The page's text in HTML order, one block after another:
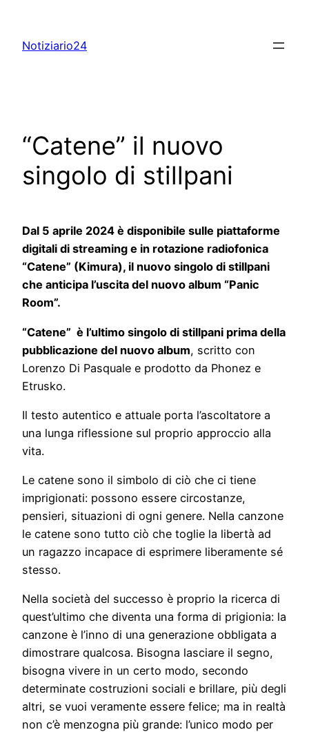
content
Notiziario24
“Catene” il nuovo
singolo di stillpani
Dal 5 aprile 2024 è disponibile sulle piattaforme
digitali di streaming e in rotazione radiofonica
“Catene” (Kimura), il nuovo singolo di stillpani
che anticipa l’uscita del nuovo album “Panic
Room”.
“Catene” è l’ultimo singolo di stillpani prima della
pubblicazione del nuovo album, scritto con
Lorenzo Di Pasquale e prodotto da Phonez e
Etrusko.
Il testo autentico e attuale porta l’ascoltatore a
una lunga riflessione sul proprio approccio alla
vita.
Le catene sono il simbolo di ciò che ci tiene
imprigionati: possono essere circostanze,
pensieri, situazioni di ogni genere. Nella canzone
le catene sono tutto ciò che toglie la libertà ad
un ragazzo incapace di esprimere liberamente sé
stesso.
Nella società del successo è proprio la ricerca di
quest’ultimo che diventa una forma di prigionia: la
canzone è l’inno di una generazione obbligata a
dimostrare qualcosa. Bisogna lasciare il segno,
bisogna vivere in un certo modo, secondo
determinate costruzioni sociali e brillare, più degli
altri, se vuoi veramente essere felice; ma in realtà
non c’è menzogna più grande: l’unico modo per